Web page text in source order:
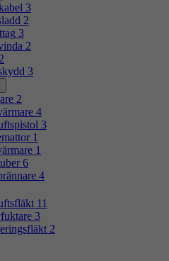
3
2
3
2
2
3
2
4
3
1
1
6
4
11
3
2